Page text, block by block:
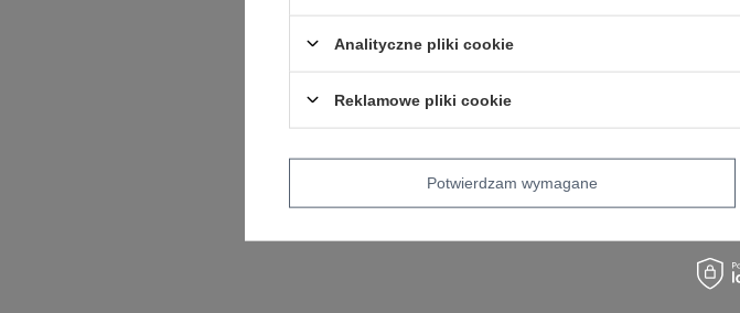
Analityczne pliki cookie
Reklamowe pliki cookie
Potwierdzam wymagane